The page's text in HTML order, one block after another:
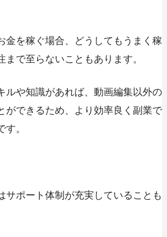
金を稼ぐ場合、どうしてもうまく稼
まで至らないこともあります。
ルや知識があれば、動画編集以外の
ができるため、より効率良く副業で
。
サポート体制が充実していることも